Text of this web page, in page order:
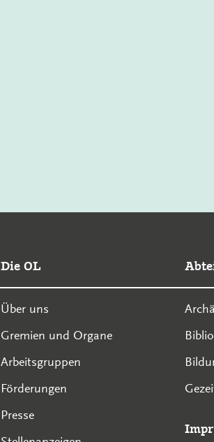
Die OL
Über uns
Gremien und Organe
Arbeitsgruppen
Förderungen
Presse